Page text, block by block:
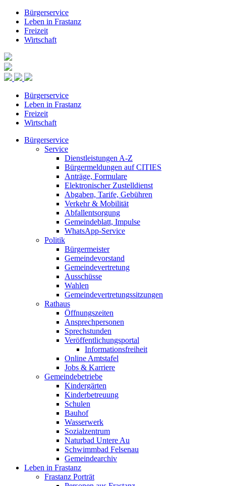
Bürgerservice
Leben in Frastanz
Freizeit
Wirtschaft
Bürgerservice
Leben in Frastanz
Freizeit
Wirtschaft
Bürgerservice
Service
Dienstleistungen A-Z
Bürgermeldungen auf CITIES
Anträge, Formulare
Elektronischer Zustelldienst
Abgaben, Tarife, Gebühren
Verkehr & Mobilität
Abfallentsorgung
Gemeindeblatt, Impulse
WhatsApp-Service
Politik
Bürgermeister
Gemeindevorstand
Gemeindevertretung
Ausschüsse
Wahlen
Gemeindevertretungssitzungen
Rathaus
Öffnungszeiten
Ansprechpersonen
Sprechstunden
Veröffentlichungsportal
Informationsfreiheit
Online Amtstafel
Jobs & Karriere
Gemeindebetriebe
Kindergärten
Kinderbetreuung
Schulen
Bauhof
Wasserwerk
Sozialzentrum
Naturbad Untere Au
Schwimmbad Felsenau
Gemeindearchiv
Leben in Frastanz
Frastanz Porträt